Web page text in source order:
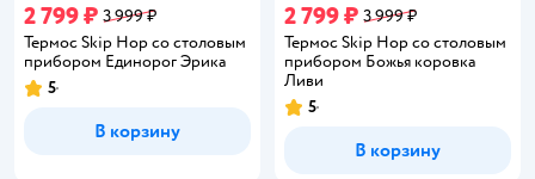
2 799 ₽ 3 999 ₽
Термос Skip Hop со столовым
прибором Единорог Эрика
Рейтинг:
5
В корзину
2 799 ₽ 3 999 ₽
Термос Skip Hop со столовым
прибором Божья коровка
Ливи
Рейтинг:
5
В корзину